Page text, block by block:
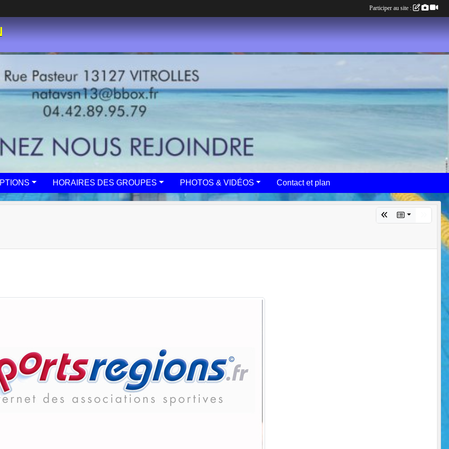
HORAIRES DES GROUPES PHOTOS & VIDÉOS Contact et plan
Participer au site :